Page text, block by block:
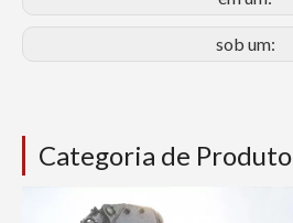
sob um:
Categoria de Produto